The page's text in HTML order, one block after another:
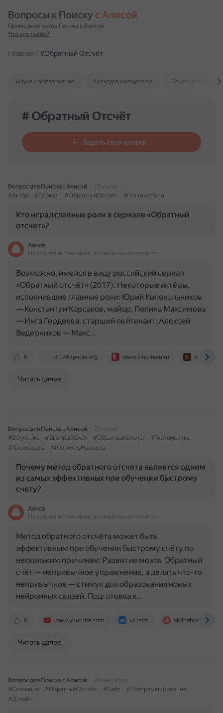
Вопросы к Поиску с Алисой
Примеры ответов Поиска с Алисой
Что это такое?
Главная / #Обратный Отсчёт
Наука и образование Культура и искусство Психология и
# Обратный Отсчёт
Задать свой вопрос
Вопрос для Поиска с Алисой
25 июля
#Актёр
#Сериал #ОбратныйОтсчёт #ГлавныеРоли
Кто играл главные роли в сериале «Обратный
отсчет»?
Алиса
На основе источников, возможны неточности
0 en.wikipedia.org www.kino-teatr.ru
Возможно, имелся в виду российский сериал
«Обратный отсчёт» (2017). Некоторые актёры,
исполнившие главные роли: Юрий Колокольников
— Константин Корсаков, майор; Полина Максимова
— Инга Гордеева, старший лейтенант; Алексей
Ведерников — Макс…
Читать далее
Вопрос для Поиска с Алисой
23 июля
#Обучение
#БыстрыйСчёт #ОбратныйОтсчёт
#Математика
#Тренировка
#РазвитиеНавыков
Почему метод обратного отсчета является одним
из самых эффективных при обучении быстрому
счету?
Алиса
На основе источников, возможны неточности
0 www.youtube.com vk.com alpinabook.ru
Метод обратного отсчёта может быть
эффективным при обучении быстрому счёту по
нескольким причинам: Развитие мозга. Обратный
счёт — непривычное упражнение, а делать что-то
непривычное — стимул для образования новых
нейронных связей. Подготовка к…
Читать далее
Вопрос для Поиска с Алисой
28 сентября
#Создание
#ОбратныйОтсчёт #Сайт
#Программирование
#Дизайн